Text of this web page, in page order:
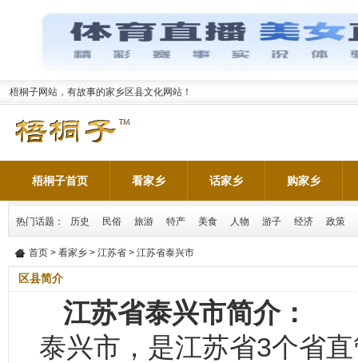
梧桐子网站，有故事的家乡区县文化网站！
梧桐子首页 看家乡 话家乡 购家乡
热门话题： 历史 民俗 旅游 特产 美食 人物 游子 经济 政策
首页 > 看家乡 > 江苏省 > 江苏省泰兴市
区县简介
江苏省泰兴市简介：
泰兴市，是江苏省3个省